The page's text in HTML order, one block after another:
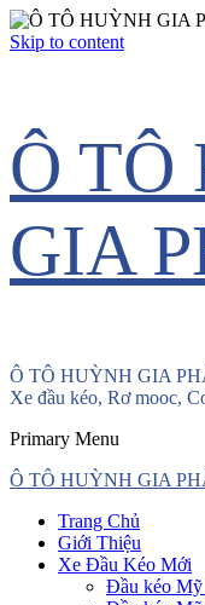
Skip to content
Ô TÔ
GIA
Ô TÔ HUỲNH GIA
Xe đầu kéo, Rơ mooc,
Primary Menu
Ô TÔ HUỲNH GIA
Trang Chủ
Giới Thiệu
Xe Đầu Kéo Mới
Đầu kéo Mỹ